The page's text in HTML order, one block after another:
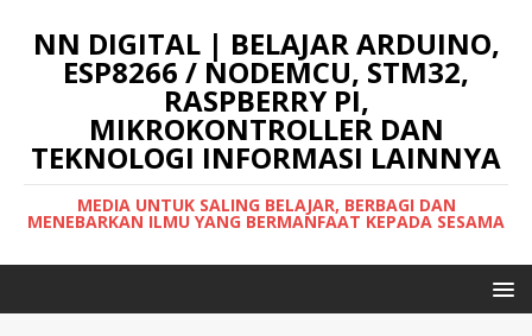
NN DIGITAL | BELAJAR ARDUINO,
ESP8266 / NODEMCU, STM32,
RASPBERRY PI,
MIKROKONTROLLER DAN
TEKNOLOGI INFORMASI LAINNYA
MEDIA UNTUK SALING BELAJAR, BERBAGI DAN
MENEBARKAN ILMU YANG BERMANFAAT KEPADA SESAMA